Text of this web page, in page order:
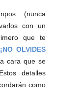
(nunca
con un
que te
¡NO OLVIDES
cara que se
detalles
como